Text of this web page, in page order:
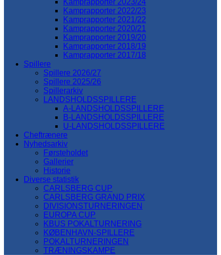
Kamprapporter 2022/23
Kamprapporter 2021/22
Kamprapporter 2020/21
Kamprapporter 2019/20
Kamprapporter 2018/19
Kamprapporter 2017/18
Spillere
Spillere 2026/27
Spillere 2025/26
Spillerarkiv
LANDSHOLDSSPILLERE
A-LANDSHOLDSSPILLERE
B-LANDSHOLDSSPILLERE
U-LANDSHOLDSSPILLERE
Cheftrænere
Nyhedsarkiv
Førsteholdet
Gallerier
Historie
Diverse statistik
CARLSBERG CUP
CARLSBERG GRAND PRIX
DIVISIONSTURNERINGEN
EUROPA CUP
KBUS POKALTURNERING
KØBENHAVN-SPILLERE
POKALTURNERINGEN
TRÆNINGSKAMPE